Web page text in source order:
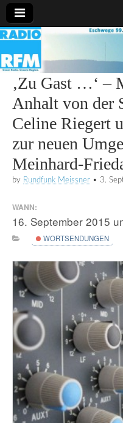
Radio
RFM
‚Zu Gast …‘ –
Anhalt von der
Celine Riegert
zur neuen
Meinhard-
by Rundfunk Meissner • 3.
WANN:
16. September 2015
WORTSENDUNGEN